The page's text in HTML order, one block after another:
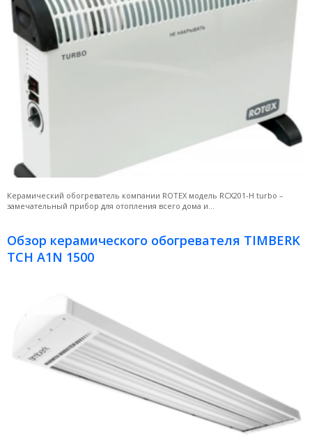
Керамический обогреватель компании ROTEX модель RCX201-H turbo –
замечательный прибор для отопления всего дома и...
Обзор керамического обогревателя TIMBERK
TCH A1N 1500